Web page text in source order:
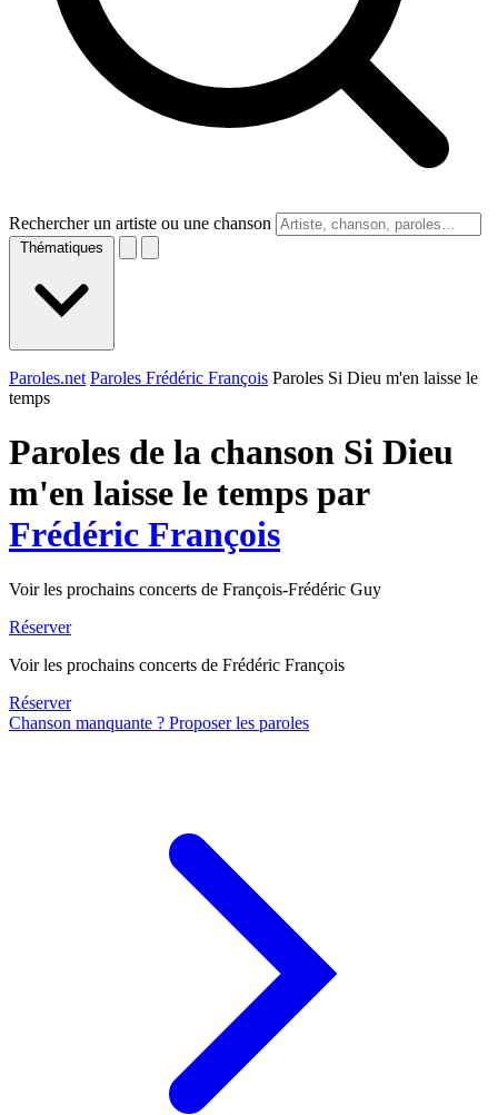
Rechercher un artiste ou une chanson
Thématiques
Paroles.net Paroles Frédéric François Paroles Si Dieu m'en laisse le
temps
Paroles de la chanson Si Dieu
m'en laisse le temps par
Frédéric François
Voir les prochains concerts de François-Frédéric Guy
Réserver
Voir les prochains concerts de Frédéric François
Réserver
Chanson manquante ? Proposer les paroles